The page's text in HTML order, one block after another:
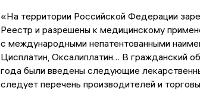
«На территории Российской Федерации
Реестр и разрешены к медицинскому
с международными непатентованными
Цисплатин, Оксалиплатин… В гражданский
года были введены следующие
следует перечень производителей и